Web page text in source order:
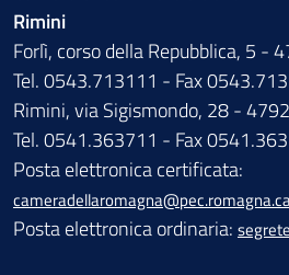
Rimini
Forlì, corso della Repubblica, 5 -
Tel. 0543.713111 - Fax
Rimini, via Sigismondo, 28 -
Tel. 0541.363711 - Fax
Posta elettronica certificata:
Posta elettronica ordinaria: